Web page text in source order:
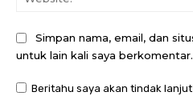
Simpan nama, email, dan
untuk lain kali saya berkomentar.
Beritahu saya akan tindak